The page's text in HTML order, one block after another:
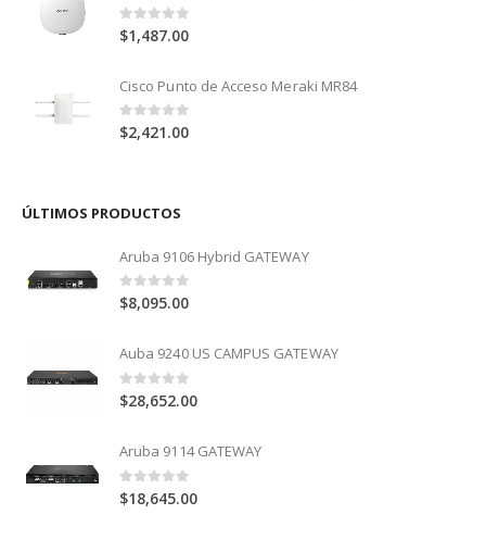
0 out of 5
$1,487.00
Cisco Punto de Acceso Meraki MR84
0out of 5
$2,421.00
ÚLTIMOS PRODUCTOS
Aruba 9106 Hybrid GATEWAY
0out of 5
$8,095.00
Auba 9240 US CAMPUS GATEWAY
0out of 5
$28,652.00
Aruba 9114 GATEWAY
0 out of 5
$18,645.00